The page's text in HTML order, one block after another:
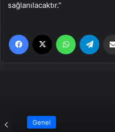
sağlanılacaktır.”
Facebook WhatsApp
Genel